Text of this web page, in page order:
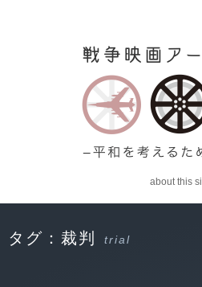
about this
タグ：裁判 trial